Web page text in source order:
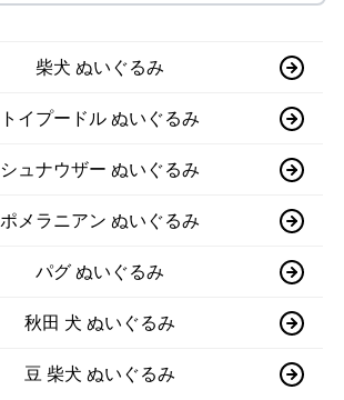
柴犬 ぬいぐるみ
トイプードル ぬいぐるみ
シュナウザー ぬいぐるみ
ポメラニアン ぬいぐるみ
パグ ぬいぐるみ
秋田 犬 ぬいぐるみ
豆 柴犬 ぬいぐるみ